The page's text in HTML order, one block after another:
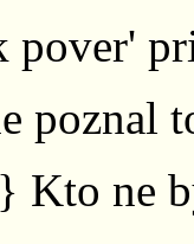
pover'
poznal
Kto ne